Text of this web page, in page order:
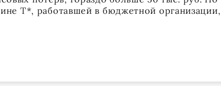
Т*, работавшей в бюджетной организации,